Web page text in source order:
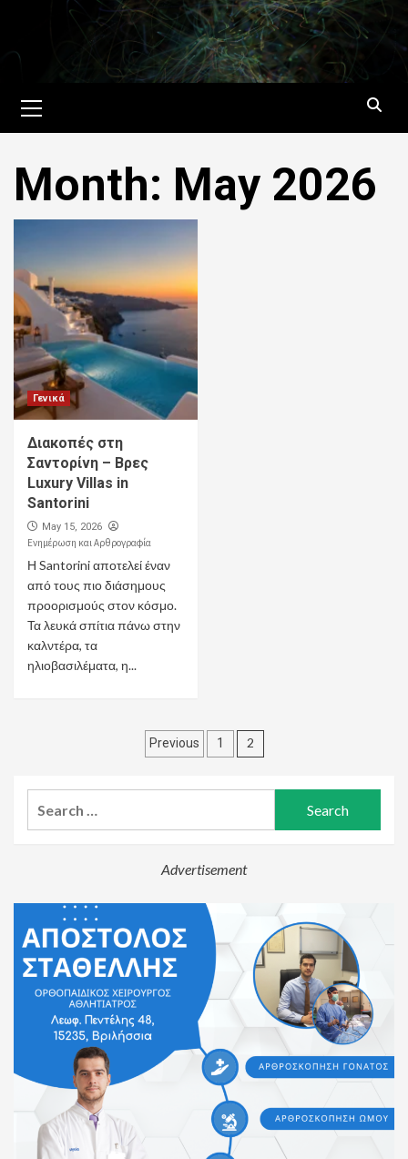
content
Menu
Month: May 2026
Γενικά
Διακοπές στη
Σαντορίνη – Βρες
Luxury Villas in
Santorini
May 15, 2026
Ενημέρωση και Αρθρογραφία
Η Santorini αποτελεί έναν
από τους πιο διάσημους
προορισμούς στον κόσμο.
Τα λευκά σπίτια πάνω στην
καλντέρα, τα
ηλιοβασιλέματα, η...
Posts
Previous 1 2
Advertisement